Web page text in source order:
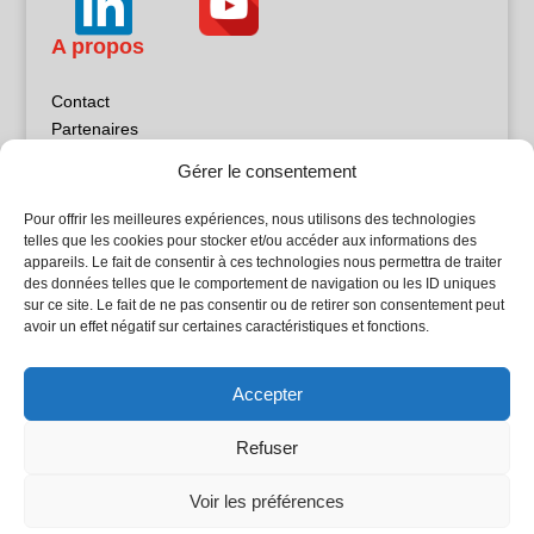
Gérer le consentement
Pour offrir les meilleures expériences, nous utilisons des technologies
telles que les cookies pour stocker et/ou accéder aux informations des
appareils. Le fait de consentir à ces technologies nous permettra de traiter
des données telles que le comportement de navigation ou les ID uniques
sur ce site. Le fait de ne pas consentir ou de retirer son consentement peut
avoir un effet négatif sur certaines caractéristiques et fonctions.
Accepter
Refuser
Voir les préférences
A propos
Contact
Partenaires
Politique de confidentialité
Sites partenaires
5Façades
Atrium Patrimoine
L'Atelier Bois